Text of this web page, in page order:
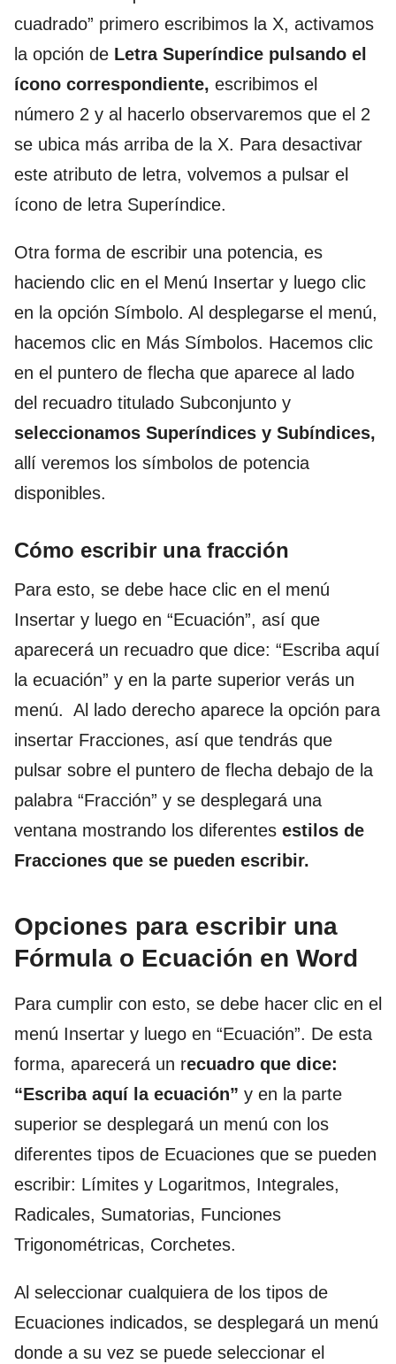
cuadrado” primero escribimos la X, activamos
la opción de Letra Superíndice pulsando el
ícono correspondiente, escribimos el
número 2 y al hacerlo observaremos que el 2
se ubica más arriba de la X. Para desactivar
este atributo de letra, volvemos a pulsar el
ícono de letra Superíndice.
Otra forma de escribir una potencia, es
haciendo clic en el Menú Insertar y luego clic
en la opción Símbolo. Al desplegarse el menú,
hacemos clic en Más Símbolos. Hacemos clic
en el puntero de flecha que aparece al lado
del recuadro titulado Subconjunto y
seleccionamos Superíndices y Subíndices,
allí veremos los símbolos de potencia
disponibles.
Cómo escribir una fracción
Para esto, se debe hace clic en el menú
Insertar y luego en “Ecuación”, así que
aparecerá un recuadro que dice: “Escriba aquí
la ecuación” y en la parte superior verás un
menú. Al lado derecho aparece la opción para
insertar Fracciones, así que tendrás que
pulsar sobre el puntero de flecha debajo de la
palabra “Fracción” y se desplegará una
ventana mostrando los diferentes estilos de
Fracciones que se pueden escribir.
Opciones para escribir una
Fórmula o Ecuación en Word
Para cumplir con esto, se debe hacer clic en el
menú Insertar y luego en “Ecuación”. De esta
forma, aparecerá un recuadro que dice:
“Escriba aquí la ecuación” y en la parte
superior se desplegará un menú con los
diferentes tipos de Ecuaciones que se pueden
escribir: Límites y Logaritmos, Integrales,
Radicales, Sumatorias, Funciones
Trigonométricas, Corchetes.
Al seleccionar cualquiera de los tipos de
Ecuaciones indicados, se desplegará un menú
donde a su vez se puede seleccionar el